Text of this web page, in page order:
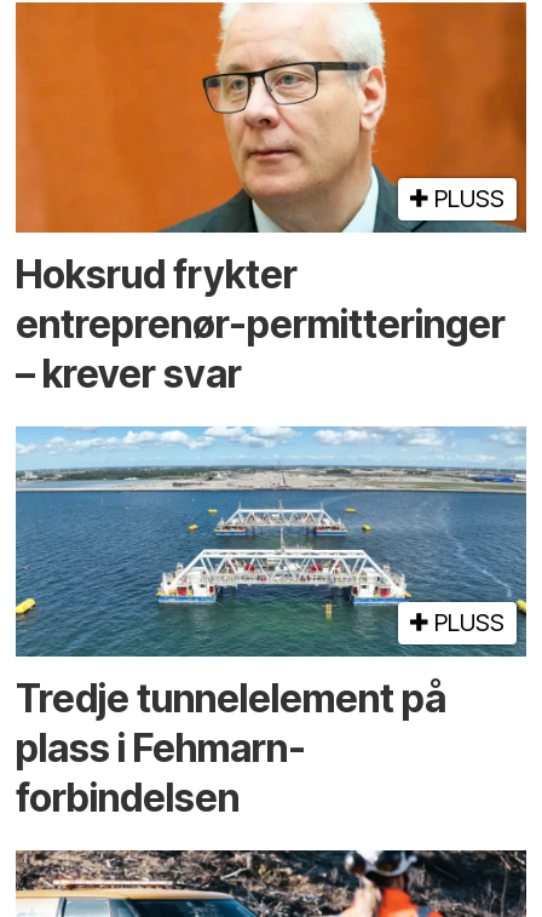
PLUSS
Hoksrud frykter
entreprenør-permitteringer
– krever svar
PLUSS
Tredje tunnel­element på
plass i Fehmarn-
forbindelsen